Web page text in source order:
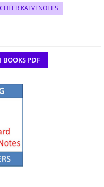
KALVI NOTES
BOOKS PDF